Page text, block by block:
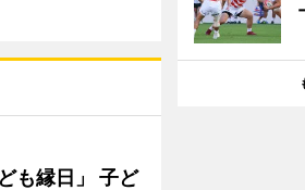
も縁日」 子ど